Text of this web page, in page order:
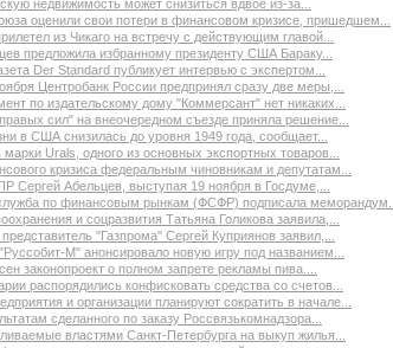
недвижимость может снизиться вдвое из-за...
оценили свои потери в финансовом кризисе, пришедшем...
из Чикаго на встречу с действующим главой...
предложила избранному президенту США Бараку...
Der Standard публикует интервью с экспертом...
Центробанк России предпринял сразу две меры,...
по издательскому дому "Коммерсант" нет никаких...
сил" на внеочередном съезде приняла решение...
в США снизилась до уровня 1949 года, сообщает...
Urals, одного из основных экспортных товаров...
кризиса федеральным чиновникам и депутатам...
Сергей Абельцев, выступая 19 ноября в Госдуме,...
по финансовым рынкам (ФСФР) подписала меморандум...
и соцразвития Татьяна Голикова заявила,...
"Газпрома" Сергей Куприянов заявил,...
М" анонсировало новую игру под названием...
законопроект о полном запрете рекламы пива....
распорядились конфисковать средства со счетов...
и организации планируют сократить в начале...
сделанного по заказу Россвязькомнадзора...
властями Санкт-Петербурга на выкуп жилья...